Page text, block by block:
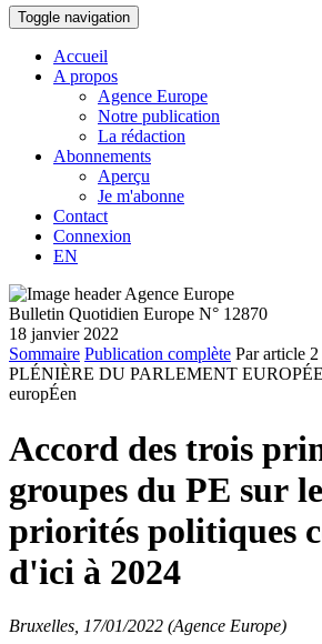
Toggle navigation
Accueil
A propos
Agence Europe
Notre publication
La rédaction
Abonnements
Aperçu
Je m'abonne
Contact
Connexion
EN
Bulletin Quotidien Europe N° 12870
18 janvier 2022
Sommaire Publication complète Par article 2
PLÉNIÈRE DU PARLEMENT
europÉen
Accord des trois
groupes du PE sur
priorités politiques
d'ici à 2024
Bruxelles, 17/01/2022 (Agence Europe)